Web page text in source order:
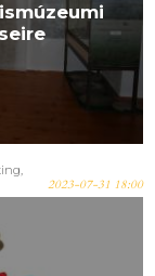
,
2023-07-31 18:00